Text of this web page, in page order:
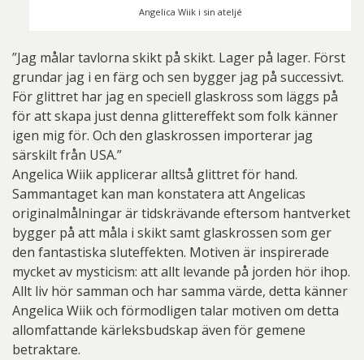
Angelica Wiik i sin ateljé
”Jag målar tavlorna skikt på skikt. Lager på lager. Först
grundar jag i en färg och sen bygger jag på successivt.
För glittret har jag en speciell glaskross som läggs på
för att skapa just denna glittereffekt som folk känner
igen mig för. Och den glaskrossen importerar jag
särskilt från USA.”
Angelica Wiik applicerar alltså glittret för hand.
Sammantaget kan man konstatera att Angelicas
originalmålningar är tidskrävande eftersom hantverket
bygger på att måla i skikt samt glaskrossen som ger
den fantastiska sluteffekten. Motiven är inspirerade
mycket av mysticism: att allt levande på jorden hör ihop.
Allt liv hör samman och har samma värde, detta känner
Angelica Wiik och förmodligen talar motiven om detta
allomfattande kärleksbudskap även för gemene
betraktare.